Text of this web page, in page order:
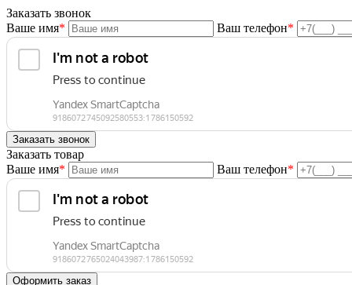
Заказать звонок
Ваше имя* Ваш телефон*
Заказать товар
Ваше имя* Ваш телефон*